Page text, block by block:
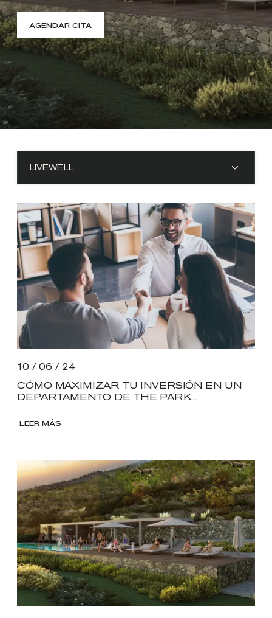
AGENDAR CITA
LIVEWELL
10 / 06 / 24
CÓMO MAXIMIZAR TU INVERSIÓN EN UN
DEPARTAMENTO DE THE PARK...
LEER MÁS